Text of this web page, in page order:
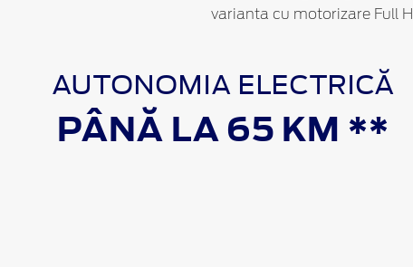
varianta cu motorizare Full
AUTONOMIA ELECTRICĂ
PÂNĂ LA 65 KM **